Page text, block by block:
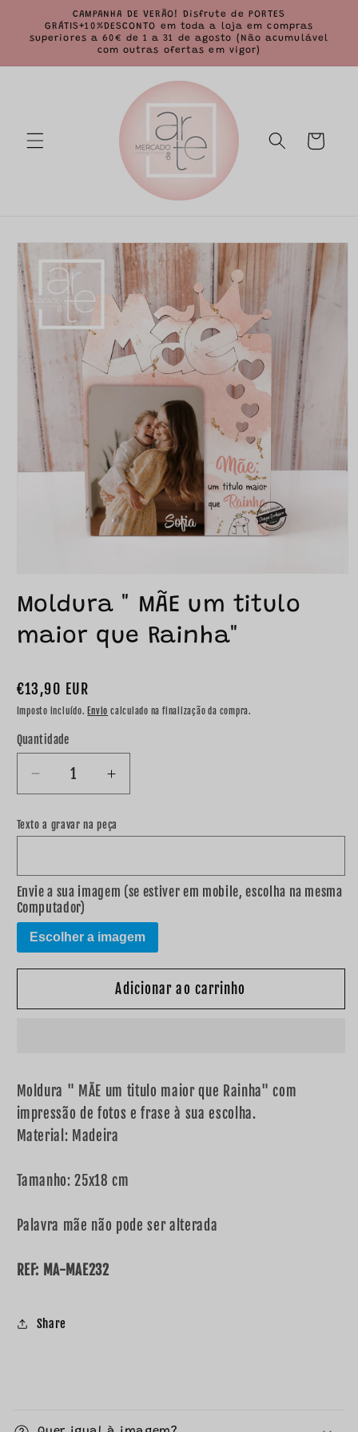
para o
conteúdo
CAMPANHA DE VERÃO! Disfrute de PORTES
GRÁTIS+10%DESCONTO em toda a loja em compras
superiores a 60€ de 1 a 31 de agosto (Não acumulável
com outras ofertas em vigor)
Carrinho
a
informação
do produto
Moldura " MÃE um titulo
maior que Rainha"
Preço
normal
€13,90 EUR
Imposto incluído. Envio calculado na finalização da compra.
Quantidade
Diminuir
a
quantidade
de
&quot;
MÃE
um
titulo
maior
que
Rainha&quot;
Aumentar
a
quantidade
de
&quot;
MÃE
titulo
maior
que
Rainha&quot;
Texto a gravar na peça
Envie a sua imagem (se estiver em mobile, escolha na mesma
Computador)
Escolher a imagem
Adicionar ao carrinho
Moldura " MÃE um titulo maior que Rainha" com
impressão de fotos e frase à sua escolha.
Material: Madeira
Tamanho: 25x18 cm
Palavra mãe não pode ser alterada
REF: MA-MAE232
Share